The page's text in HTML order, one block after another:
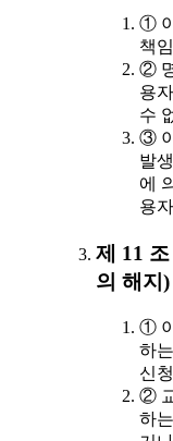
①
책
②
용
수
③
발
에
용
제 11
의 해지)
①
하
신
②
하